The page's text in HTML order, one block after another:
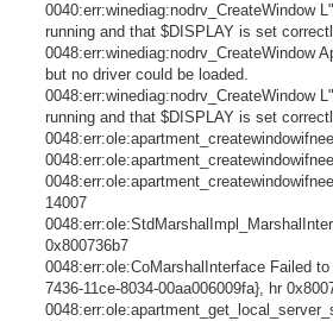
0040:err:winediag:nodrv_CreateWindow
running and that $DISPLAY is set
0048:err:winediag:nodrv_CreateWindow
but no driver could be loaded.
0048:err:winediag:nodrv_CreateWindow
running and that $DISPLAY is set
14007
0x800736b7
0048:err:ole:CoMarshalInterface Failed
7436-11ce-8034-00aa006009fa}, hr